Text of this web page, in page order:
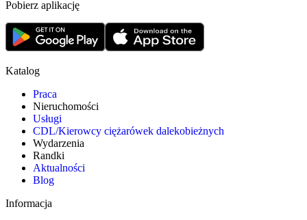
Pobierz aplikację
Katalog
Praca
Nieruchomości
Usługi
CDL/Kierowcy ciężarówek dalekobieżnych
Wydarzenia
Randki
Aktualności
Blog
Informacja